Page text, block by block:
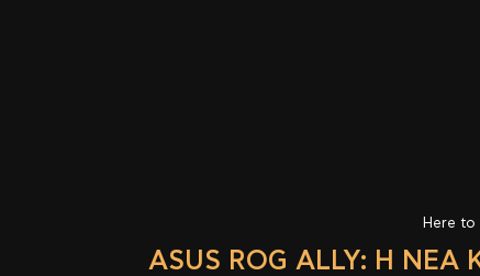
Here to
ASUS ROG ALLY: Η